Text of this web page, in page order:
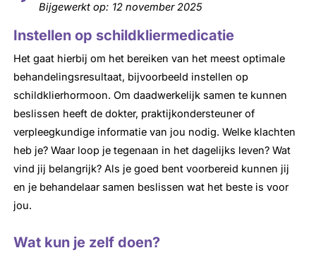
Bijgewerkt op: 12 november 2025
Instellen op schildkliermedicatie
Het gaat hierbij om het bereiken van het meest optimale
behandelingsresultaat, bijvoorbeeld instellen op
schildklierhormoon. Om daadwerkelijk samen te kunnen
beslissen heeft de dokter, praktijkondersteuner of
verpleegkundige informatie van jou nodig. Welke klachten
heb je? Waar loop je tegenaan in het dagelijks leven? Wat
vind jij belangrijk? Als je goed bent voorbereid kunnen jij
en je behandelaar samen beslissen wat het beste is voor
jou.
Wat kun je zelf doen?